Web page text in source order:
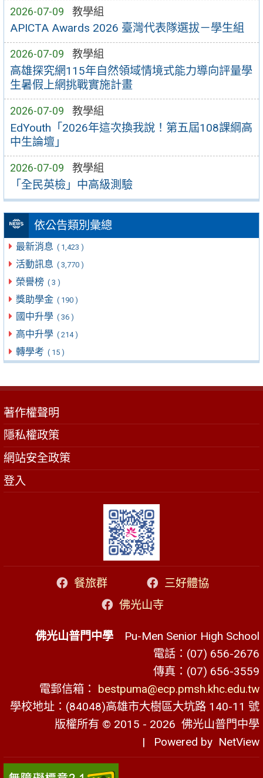
2026-07-09 教學組
APICTA Awards 2026 臺灣代表隊選拔－學生組
2026-07-09 教學組
高雄探究網115年自然領域情境式能力導向評量學
生暑假上網挑戰實施計畫
2026-07-09 教學組
EdYouth「2026年這次換我說！第五屆108課綱高
中生論壇」
2026-07-09 教學組
「全民英檢」中高級測驗
依公告類別彙總
最新消息 ( 1,423 )
活動訊息 ( 3,770 )
榮譽榜 ( 3 )
獎助學金 ( 190 )
國中升學 ( 36 )
高中升學 ( 214 )
轉學考 ( 15 )
著作權聲明
隱私權政策
網站安全政策
登入
餐旅群
三好體協
佛光山寺
佛光山普門中學 Pu-Men Senior High School
電話：(07) 656-2676
傳真：(07) 656-3559
電郵信箱： bestpuma@ecp.pmsh.khc.edu.tw
學校地址：(84048)高雄市大樹區大坑路 140-11 號
版權所有 © 2015 - 2026 佛光山普門中學
| Powered by NetView